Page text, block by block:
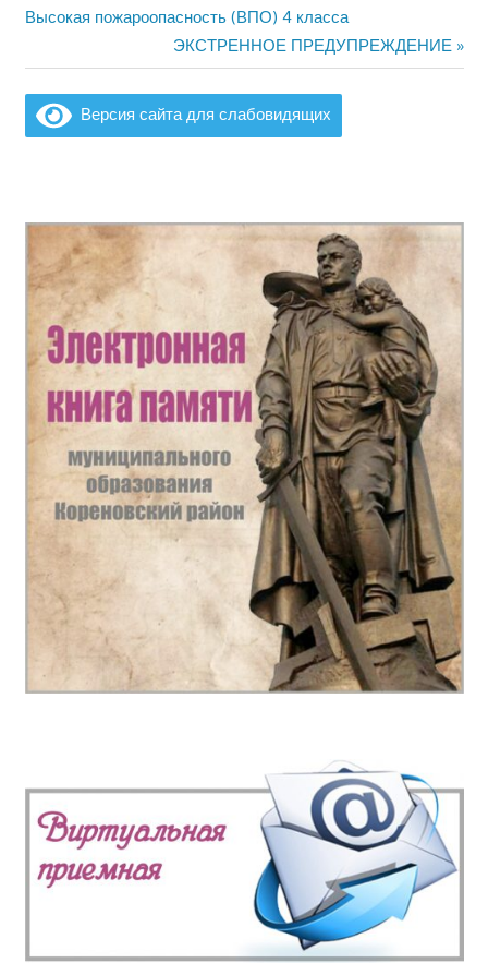
записям
запись:
Высокая пожароопасность (ВПО) 4 класса
Следующая
запись:
ЭКСТРЕННОЕ ПРЕДУПРЕЖДЕНИЕ
Версия сайта для слабовидящих